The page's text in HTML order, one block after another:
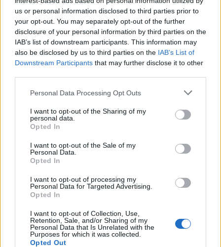
us or personal information disclosed to third parties prior to
your opt-out. You may separately opt-out of the further
disclosure of your personal information by third parties on the
IAB’s list of downstream participants. This information may
also be disclosed by us to third parties on the IAB’s List of
Downstream Participants that may further disclose it to other
Personal Data Processing Opt Outs
I want to opt-out of the Sharing of my
personal data.
Opted In
I want to opt-out of the Sale of my
Personal Data.
Opted In
I want to opt-out of processing my
Personal Data for Targeted Advertising.
Opted In
I want to opt-out of Collection, Use,
Retention, Sale, and/or Sharing of my
Personal Data that Is Unrelated with the
Purposes for which it was collected.
Opted Out
Acțiunea Conservatoare (Târziu)
PDF (Lazarus)
PUSL (D. Voiculescu)
PNȚCD (Pavelescu)
România pe Primul Loc (Ponta)
Altul
Arhiva sondajelor